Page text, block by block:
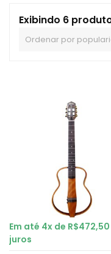
Exibindo 6
Em até 4x de R$472,50
juros